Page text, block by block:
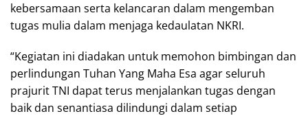
kebersamaan serta kelancaran dalam mengemban
tugas mulia dalam menjaga kedaulatan NKRI.
“Kegiatan ini diadakan untuk memohon bimbingan dan
perlindungan Tuhan Yang Maha Esa agar seluruh
prajurit TNI dapat terus menjalankan tugas dengan
baik dan senantiasa dilindungi dalam setiap